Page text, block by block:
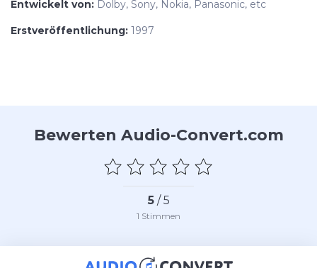
Entwickelt von: Dolby, Sony, Nokia, Panasonic, etc
Erstveröffentlichung: 1997
Bewerten Audio-Convert.com
5/ 5
1 Stimmen